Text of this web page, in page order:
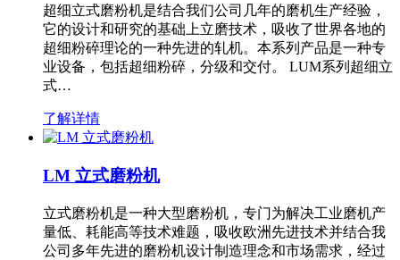
超细立式磨粉机是结合我们公司几年的磨机生产经验，
它的设计和研究的基础上立磨技术，吸收了世界各地的
超细粉碎理论的一种先进的轧机。本系列产品是一种专
业设备，包括超细粉碎，分级和交付。 LUM系列超细立
式…
了解详情
LM 立式磨粉机
立式磨粉机是一种大型磨粉机，专门为解决工业磨机产
量低、耗能高等技术难题，吸收欧洲先进技术并结合我
公司多年先进的磨粉机设计制造理念和市场需求，经过